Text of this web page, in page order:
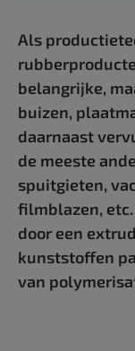
Als
belangrijke,
buizen,
daarnaast
de meeste
spuitgieten,
filmblazen,
door een
kunststoffen
van